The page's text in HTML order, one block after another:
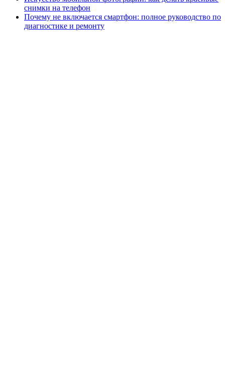
снимки на телефон
Почему не включается смартфон: полное руководство по
диагностике и ремонту